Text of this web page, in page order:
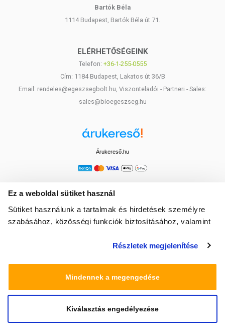
Ez a weboldal sütiket használ
Sütiket használunk a tartalmak és hirdetések személyre
szabásához, közösségi funkciók biztosításához, valamint
média-, hirdető- és elemező partnereinkkel megosztjuk az
amelyeket Ön adott meg számukra vagy az Ön által
használt más szolgáltatásokból gyűjtöttek.
Részletek megjelenítése
Mindennek a megengedése
Kiválasztás engedélyezése
Bartók Béla
1114 Budapest, Bartók Béla út 71.
ELÉRHETŐSÉGEINK
Telefon: +36-1-255-0555
Cím: 1184 Budapest, Lakatos út 36/B
Email: rendeles@egeszsegbolt.hu, Viszonteladói - Partneri - Sales:
sales@bioegeszseg.hu
Árukereső.hu